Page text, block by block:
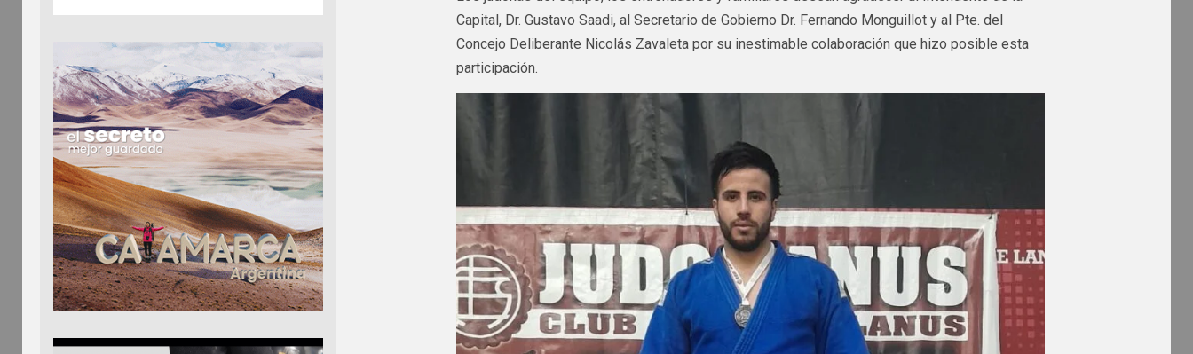
Capital, Dr. Gustavo Saadi, al Secretario de Gobierno Dr. Fernando Monguillot y al Pte. del
Concejo Deliberante Nicolás Zavaleta por su inestimable colaboración que hizo posible esta
participación.